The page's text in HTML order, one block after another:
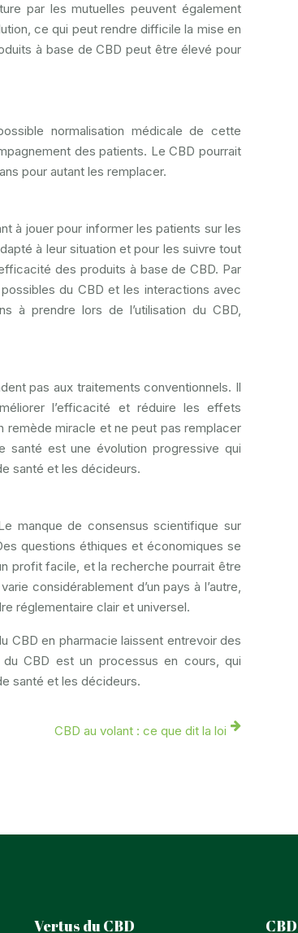
par les mutuelles peuvent également
ce qui peut rendre difficile la mise en
à base de CBD peut être élevé pour
normalisation médicale de cette
des patients. Le CBD pourrait
pour autant les remplacer.
à jouer pour informer les patients sur les
à leur situation et pour les suivre tout
des produits à base de CBD. Par
du CBD et les interactions avec
à prendre lors de l’utilisation du CBD,
pas aux traitements conventionnels. Il
l’efficacité et réduire les effets
remède miracle et ne peut pas remplacer
santé est une évolution progressive qui
santé et les décideurs.
manque de consensus scientifique sur
questions éthiques et économiques se
profit facile, et la recherche pourrait être
considérablement d’un pays à l’autre,
réglementaire clair et universel.
CBD en pharmacie laissent entrevoir des
CBD est un processus en cours, qui
santé et les décideurs.
CBD au volant : ce que dit la loi
Vertus du CBD